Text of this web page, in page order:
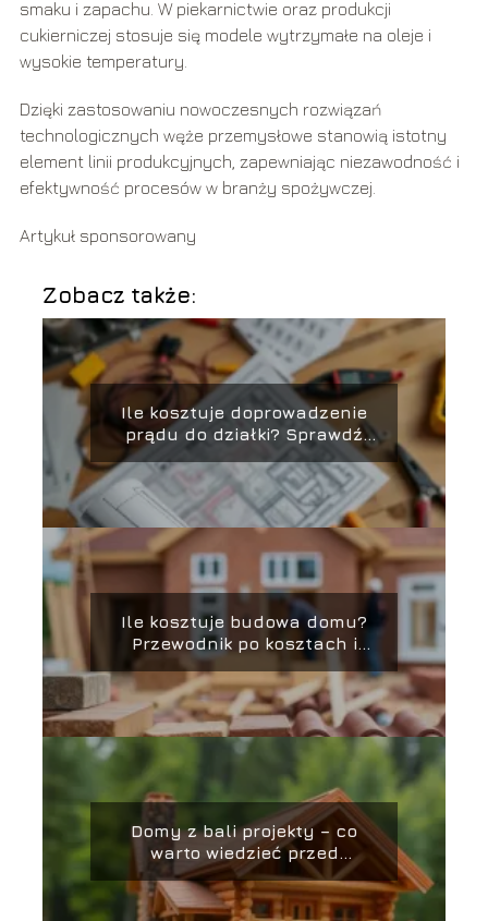
smaku i zapachu. W piekarnictwie oraz produkcji
cukierniczej stosuje się modele wytrzymałe na oleje i
wysokie temperatury.
Dzięki zastosowaniu nowoczesnych rozwiązań
technologicznych węże przemysłowe stanowią istotny
element linii produkcyjnych, zapewniając niezawodność i
efektywność procesów w branży spożywczej.
Artykuł sponsorowany
Zobacz także:
Ile kosztuje doprowadzenie
prądu do działki? Sprawdź
szacunkowe ceny!
Ile kosztuje budowa domu?
Przewodnik po kosztach i
oszczędnościach
Domy z bali projekty – co
warto wiedzieć przed
budową?